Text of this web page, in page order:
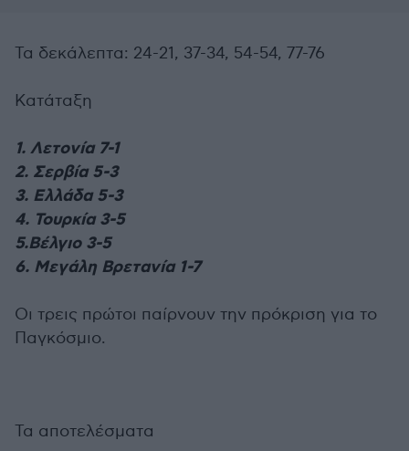
Τα δεκάλεπτα: 24-21, 37-34, 54-54, 77-76
Κατάταξη
1. Λετονία 7-1
2. Σερβία 5-3
3. Ελλάδα 5-3
4. Τουρκία 3-5
5.Βέλγιο 3-5
6. Μεγάλη Βρετανία 1-7
Oι τρεις πρώτοι παίρνουν την πρόκριση για το
Παγκόσμιο.
Τα αποτελέσματα